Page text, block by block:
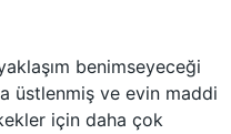
benimseyeceği
üstlenmiş ve evin maddi
için daha çok